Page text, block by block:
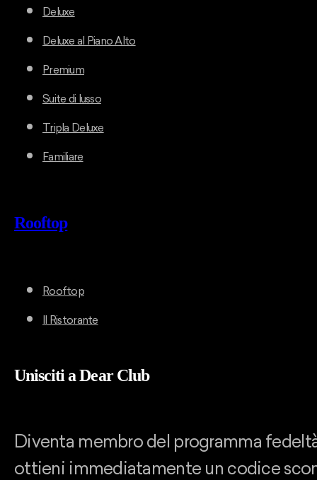
Deluxe
Deluxe al Piano Alto
Premium
Suite di lusso
Tripla Deluxe
Familiare
Rooftop
Rooftop
Il Ristorante
Unisciti a Dear Club
Diventa membro del programma
ottieni immediatamente un codice